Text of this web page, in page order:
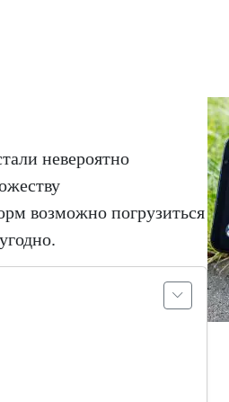
невероятно
возможно погрузиться